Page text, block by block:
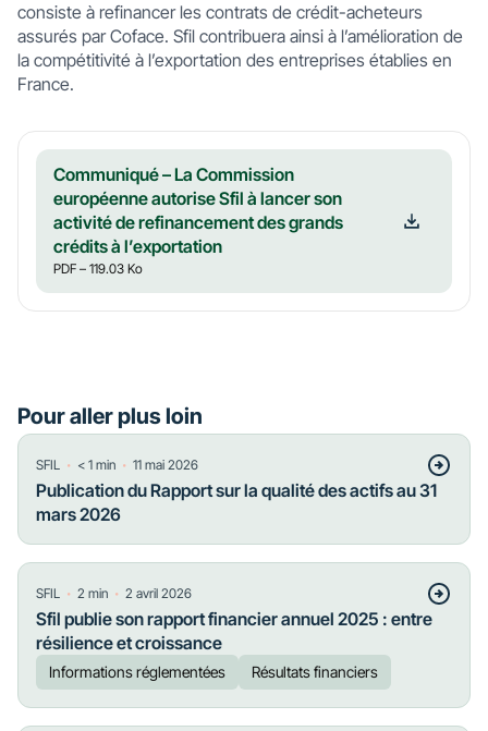
consiste à refinancer les contrats de crédit-acheteurs
assurés par Coface. Sfil contribuera ainsi à l’amélioration de
la compétitivité à l’exportation des entreprises établies en
France.
Communiqué – La Commission
européenne autorise Sfil à lancer son
activité de refinancement des grands
crédits à l’exportation
PDF – 119.03 Ko
Pour aller plus loin
SFIL ・ < 1 min ・ 11 mai 2026
Publication du Rapport sur la qualité des actifs au 31
mars 2026
SFIL ・ 2 min ・ 2 avril 2026
Sfil publie son rapport financier annuel 2025 : entre
résilience et croissance
Informations réglementées Résultats financiers